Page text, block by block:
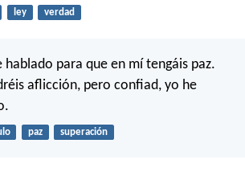
ley verdad
hablado para que en mí tengáis paz.
aflicción, pero confiad, yo he
paz superación